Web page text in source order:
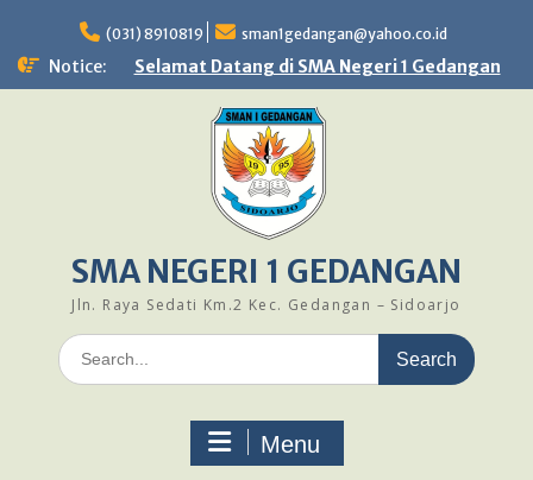
content
(031) 8910819 sman1gedangan@yahoo.co.id
Notice: Selamat Datang di SMA Negeri 1 Gedangan
SMA NEGERI 1 GEDANGAN
Jln. Raya Sedati Km.2 Kec. Gedangan – Sidoarjo
Search
for:
Menu